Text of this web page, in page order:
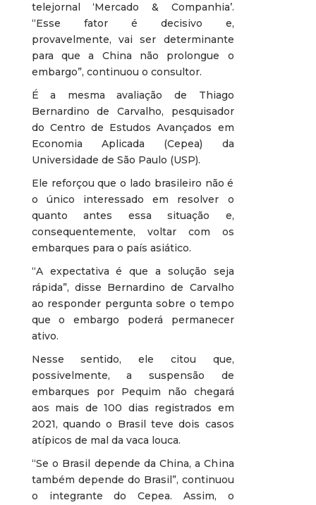
telejornal ‘Mercado & Companhia’.
“Esse fator é decisivo e,
provavelmente, vai ser determinante
para que a China não prolongue o
embargo”, continuou o consultor.
É a mesma avaliação de Thiago
Bernardino de Carvalho, pesquisador
do Centro de Estudos Avançados em
Economia Aplicada (Cepea) da
Universidade de São Paulo (USP).
Ele reforçou que o lado brasileiro não é
o único interessado em resolver o
quanto antes essa situação e,
consequentemente, voltar com os
embarques para o país asiático.
“A expectativa é que a solução seja
rápida”, disse Bernardino de Carvalho
ao responder pergunta sobre o tempo
que o embargo poderá permanecer
ativo.
Nesse sentido, ele citou que,
possivelmente, a suspensão de
embarques por Pequim não chegará
aos mais de 100 dias registrados em
2021, quando o Brasil teve dois casos
atípicos de mal da vaca louca.
“Se o Brasil depende da China, a China
também depende do Brasil”, continuou
o integrante do Cepea. Assim, o